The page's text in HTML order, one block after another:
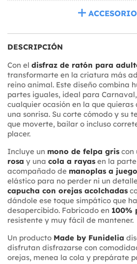
DESCRIPCIÓN
Con el disfraz de ratón para
transformarte en la criatura más
reino animal. Este diseño combina
partes iguales, ideal para
cualquier ocasión en la que
una sonrisa. Su corte cómodo y su
que moverte, bailar o incluso
placer.
Incluye un mono de felpa gris con
rosa y una cola a rayas en la
acompañado de manoplas a juego
elástico para no perder ni un
capucha con orejas acolchadas
dándole ese toque simpático que
desapercibido. Fabricado en 100%
resistente y muy fácil de mantener.
Un producto Made by Funidelia
disfrutan disfrazarse con
orejas, menea la cola y prepárate